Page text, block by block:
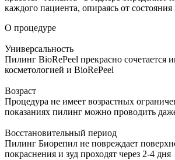
каждого пациента, опираясь от
О процедуре
Универсальность
Пилинг BioRePeel прекрасно сочетается
косметологией и BioRePeel
Возраст
Процедура не имеет возрастных
показаниях пилинг можно проводить
Восстановительный период
Пилинг Биорепил не повреждает
покраснения и зуд проходят через 2-4 дня